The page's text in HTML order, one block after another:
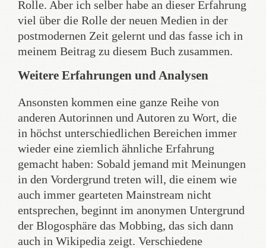
Rolle. Aber ich selber habe an dieser Erfahrung
viel über die Rolle der neuen Medien in der
postmodernen Zeit gelernt und das fasse ich in
meinem Beitrag zu diesem Buch zusammen.
Weitere Erfahrungen und Analysen
Ansonsten kommen eine ganze Reihe von
anderen Autorinnen und Autoren zu Wort, die
in höchst unterschiedlichen Bereichen immer
wieder eine ziemlich ähnliche Erfahrung
gemacht haben: Sobald jemand mit Meinungen
in den Vordergrund treten will, die einem wie
auch immer gearteten Mainstream nicht
entsprechen, beginnt im anonymen Untergrund
der Blogosphäre das Mobbing, das sich dann
auch in Wikipedia zeigt. Verschiedene